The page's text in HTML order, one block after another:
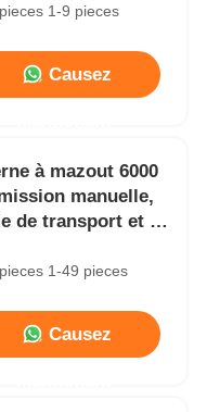
1-9 pieces
Causez
à mazout 6000
manuelle,
de transport et de
1-49 pieces
Causez